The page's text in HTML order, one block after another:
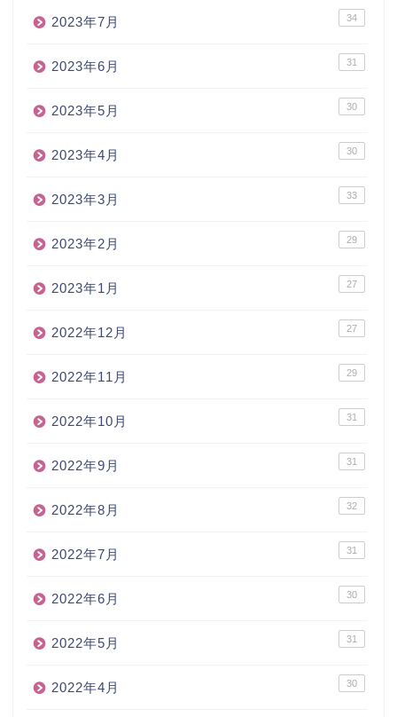
2023年7月 34
2023年6月 31
2023年5月 30
2023年4月 30
2023年3月 33
2023年2月 29
2023年1月 27
2022年12月 27
2022年11月 29
2022年10月 31
2022年9月 31
2022年8月 32
2022年7月 31
2022年6月 30
2022年5月 31
2022年4月 30